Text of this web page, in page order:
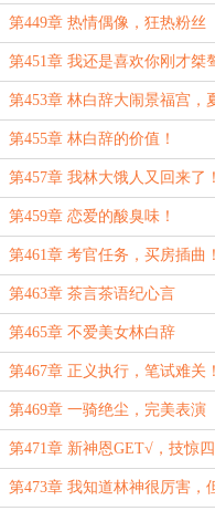
第449章 热情偶像，狂热粉丝
第451章 我还是喜欢你刚才桀
驯的样子！
第453章 林白辞大闹景福宫，
棉神威无敌！
第455章 林白辞的价值！
第457章 我林大饿人又回来了！
第459章 恋爱的酸臭味！
第461章 考官任务，买房插曲！
第463章 茶言茶语纪心言
第465章 不爱美女林白辞
第467章 正义执行，笔试难关！
第469章 一骑绝尘，完美表演
第471章 新神恩GET√，技惊四
第473章 我知道林神很厉害，